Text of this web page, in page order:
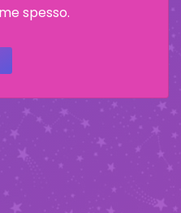
spesso.